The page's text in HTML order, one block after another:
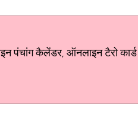
पंचांग कैलेंडर, ऑनलाइन टैरो